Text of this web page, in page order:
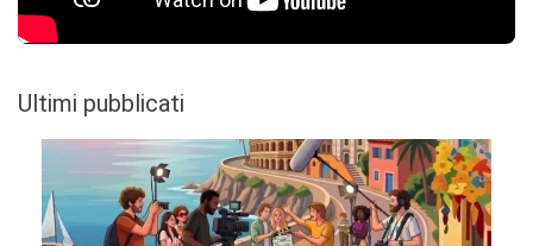
Ultimi pubblicati